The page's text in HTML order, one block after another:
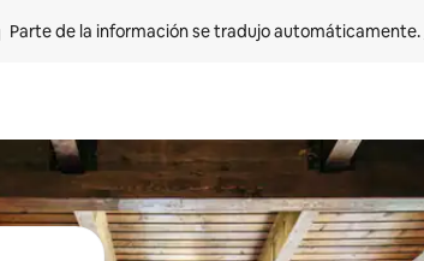
Parte de la información se tradujo automáticamente.